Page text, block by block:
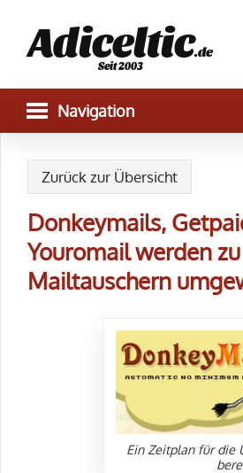
Adiceltic.de
Seit 2003
Zurück zur Übersicht
Donkeymails,
Youromail werden zu
Mailtauschern
Ein Zeitplan für die